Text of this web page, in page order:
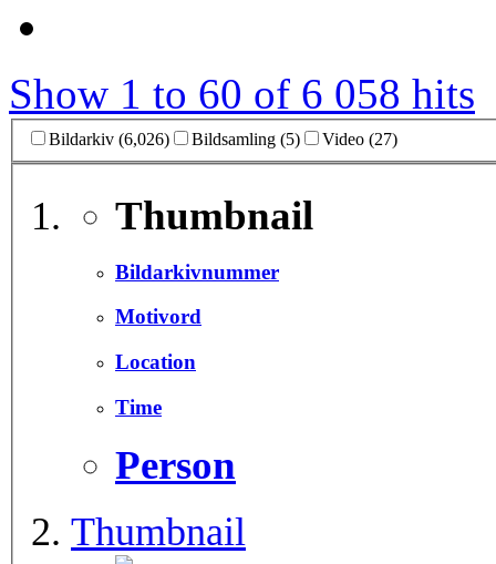
Show 1 to 60 of 6 058 hits
Bildarkiv (6,026) Bildsamling (5) Video (27)
Thumbnail
Bildarkivnummer
Motivord
Location
Time
Person
Thumbnail